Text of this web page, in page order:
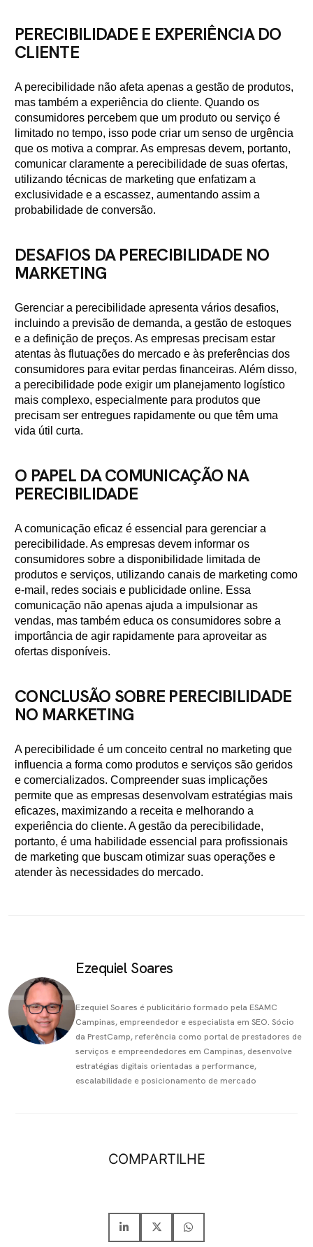
PERECIBILIDADE E EXPERIÊNCIA DO
CLIENTE
A perecibilidade não afeta apenas a gestão de produtos,
mas também a experiência do cliente. Quando os
consumidores percebem que um produto ou serviço é
limitado no tempo, isso pode criar um senso de urgência
que os motiva a comprar. As empresas devem, portanto,
comunicar claramente a perecibilidade de suas ofertas,
utilizando técnicas de marketing que enfatizam a
exclusividade e a escassez, aumentando assim a
probabilidade de conversão.
DESAFIOS DA PERECIBILIDADE NO
MARKETING
Gerenciar a perecibilidade apresenta vários desafios,
incluindo a previsão de demanda, a gestão de estoques
e a definição de preços. As empresas precisam estar
atentas às flutuações do mercado e às preferências dos
consumidores para evitar perdas financeiras. Além disso,
a perecibilidade pode exigir um planejamento logístico
mais complexo, especialmente para produtos que
precisam ser entregues rapidamente ou que têm uma
vida útil curta.
O PAPEL DA COMUNICAÇÃO NA
PERECIBILIDADE
A comunicação eficaz é essencial para gerenciar a
perecibilidade. As empresas devem informar os
consumidores sobre a disponibilidade limitada de
produtos e serviços, utilizando canais de marketing como
e-mail, redes sociais e publicidade online. Essa
comunicação não apenas ajuda a impulsionar as
vendas, mas também educa os consumidores sobre a
importância de agir rapidamente para aproveitar as
ofertas disponíveis.
CONCLUSÃO SOBRE PERECIBILIDADE
NO MARKETING
A perecibilidade é um conceito central no marketing que
influencia a forma como produtos e serviços são geridos
e comercializados. Compreender suas implicações
permite que as empresas desenvolvam estratégias mais
eficazes, maximizando a receita e melhorando a
experiência do cliente. A gestão da perecibilidade,
portanto, é uma habilidade essencial para profissionais
de marketing que buscam otimizar suas operações e
atender às necessidades do mercado.
Ezequiel Soares
Ezequiel Soares é publicitário formado pela ESAMC
Campinas, empreendedor e especialista em SEO. Sócio
da PrestCamp, referência como portal de prestadores de
serviços e empreendedores em Campinas, desenvolve
estratégias digitais orientadas a performance,
escalabilidade e posicionamento de mercado
COMPARTILHE